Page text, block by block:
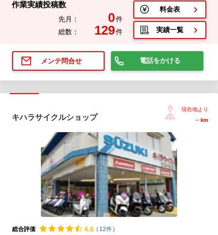
作業実績投稿数
先月： 0件
総数：
129件
料金表
実績一覧
メンテ問合せ 電話をかける
キハラサイクルショップ
現在地より
-- km
総合評価 4.6 ( 12件)